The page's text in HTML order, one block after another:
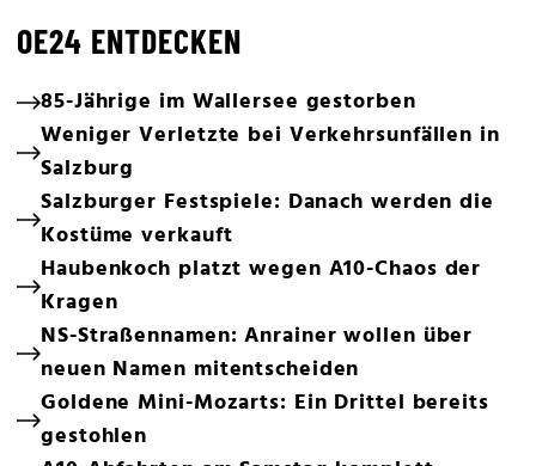
OE24 ENTDECKEN
85-Jährige im Wallersee gestorben
Weniger Verletzte bei Verkehrsunfällen in
Salzburg
Salzburger Festspiele: Danach werden die
Kostüme verkauft
Haubenkoch platzt wegen A10-Chaos der
Kragen
NS-Straßennamen: Anrainer wollen über
neuen Namen mitentscheiden
Goldene Mini-Mozarts: Ein Drittel bereits
gestohlen